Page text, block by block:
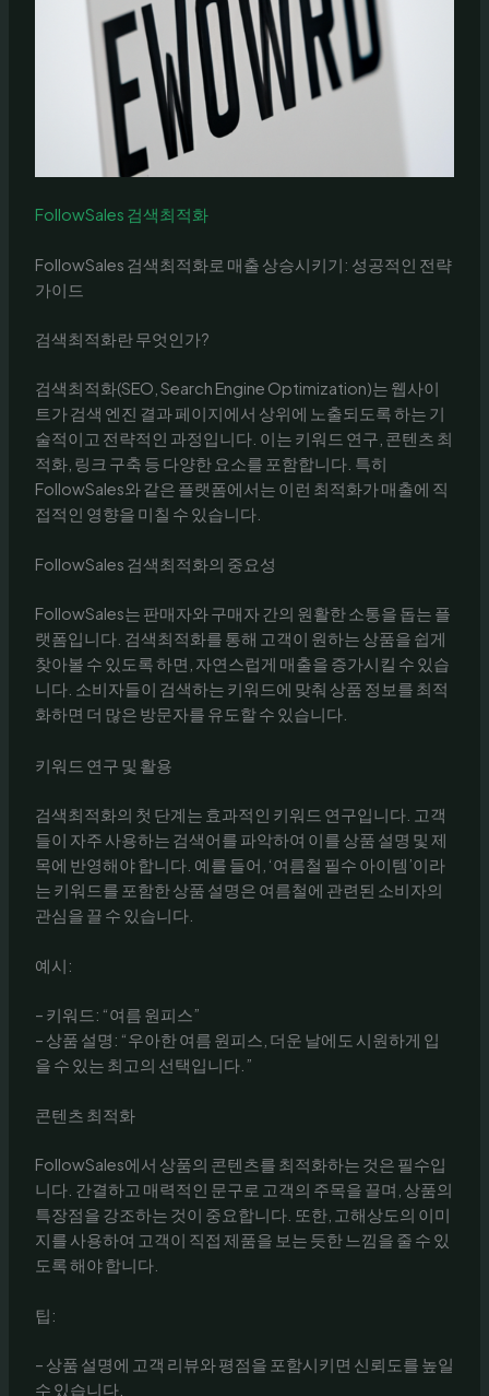
FollowSales 검색최적화
FollowSales 검색최적화로 매출 상승시키기: 성공적인 전략
가이드
검색최적화란 무엇인가?
검색최적화(SEO, Search Engine Optimization)는 웹사이
트가 검색 엔진 결과 페이지에서 상위에 노출되도록 하는 기
술적이고 전략적인 과정입니다. 이는 키워드 연구, 콘텐츠 최
적화, 링크 구축 등 다양한 요소를 포함합니다. 특히
FollowSales와 같은 플랫폼에서는 이런 최적화가 매출에 직
접적인 영향을 미칠 수 있습니다.
FollowSales 검색최적화의 중요성
FollowSales는 판매자와 구매자 간의 원활한 소통을 돕는 플
랫폼입니다. 검색최적화를 통해 고객이 원하는 상품을 쉽게
찾아볼 수 있도록 하면, 자연스럽게 매출을 증가시킬 수 있습
니다. 소비자들이 검색하는 키워드에 맞춰 상품 정보를 최적
화하면 더 많은 방문자를 유도할 수 있습니다.
키워드 연구 및 활용
검색최적화의 첫 단계는 효과적인 키워드 연구입니다. 고객
들이 자주 사용하는 검색어를 파악하여 이를 상품 설명 및 제
목에 반영해야 합니다. 예를 들어, ‘여름철 필수 아이템’이라
는 키워드를 포함한 상품 설명은 여름철에 관련된 소비자의
관심을 끌 수 있습니다.
예시:
– 키워드: “여름 원피스”
– 상품 설명: “우아한 여름 원피스, 더운 날에도 시원하게 입
을 수 있는 최고의 선택입니다.”
콘텐츠 최적화
FollowSales에서 상품의 콘텐츠를 최적화하는 것은 필수입
니다. 간결하고 매력적인 문구로 고객의 주목을 끌며, 상품의
특장점을 강조하는 것이 중요합니다. 또한, 고해상도의 이미
지를 사용하여 고객이 직접 제품을 보는 듯한 느낌을 줄 수 있
도록 해야 합니다.
팁:
– 상품 설명에 고객 리뷰와 평점을 포함시키면 신뢰도를 높일
수 있습니다.